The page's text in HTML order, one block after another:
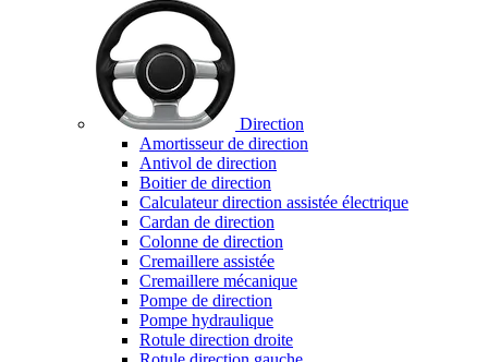
Direction
Amortisseur de direction
Antivol de direction
Boitier de direction
Calculateur direction assistée électrique
Cardan de direction
Colonne de direction
Cremaillere assistée
Cremaillere mécanique
Pompe de direction
Pompe hydraulique
Rotule direction droite